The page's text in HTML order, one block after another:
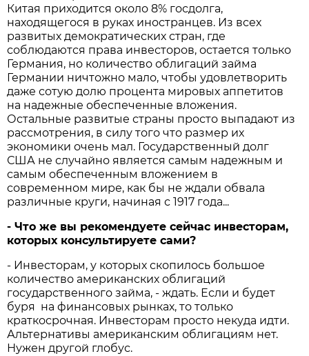
Китая приходится около 8% госдолга,
находящегося в руках иностранцев. Из всех
развитых демократических стран, где
соблюдаются права инвесторов, остается только
Германия, но количество облигаций займа
Германии ничтожно мало, чтобы удовлетворить
даже сотую долю процента мировых аппетитов
на надежные обеспеченные вложения.
Остальные развитые страны просто выпадают из
рассмотрения, в силу того что размер их
экономики очень мал. Государственный долг
США не случайно является самым надежным и
самым обеспеченным вложением в
современном мире, как бы не ждали обвала
различные круги, начиная с 1917 года...
- Что же вы рекомендуете сейчас инвесторам,
которых консультируете сами?
- Инвесторам, у которых скопилось большое
количество американских облигаций
государственного займа, - ждать. Если и будет
буря на финансовых рынках, то только
краткосрочная. Инвесторам просто некуда идти.
Альтернативы американским облигациям нет.
Нужен другой глобус.